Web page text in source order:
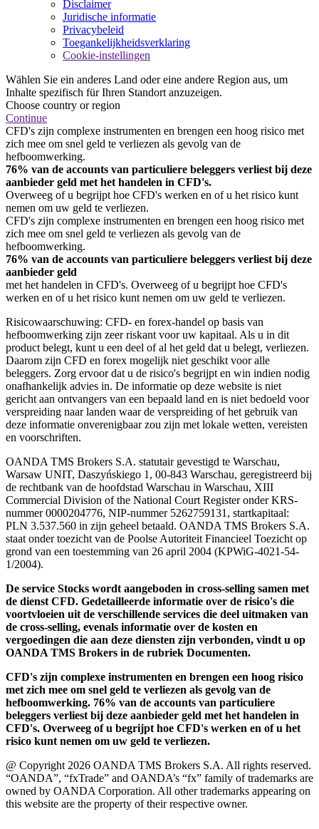
Disclaimer
Juridische informatie
Privacybeleid
Toegankelijkheidsverklaring
Cookie-instellingen
Wählen Sie ein anderes Land oder eine andere Region aus, um
Inhalte spezifisch für Ihren Standort anzuzeigen.
Choose country or region
Continue
CFD's zijn complexe instrumenten en brengen een hoog risico met
zich mee om snel geld te verliezen als gevolg van de
hefboomwerking.
76% van de accounts van particuliere beleggers verliest bij deze
aanbieder geld met het handelen in CFD's.
Overweeg of u begrijpt hoe CFD's werken en of u het risico kunt
nemen om uw geld te verliezen.
CFD's zijn complexe instrumenten en brengen een hoog risico met
zich mee om snel geld te verliezen als gevolg van de
hefboomwerking.
76% van de accounts van particuliere beleggers verliest bij deze
aanbieder geld
met het handelen in CFD's. Overweeg of u begrijpt hoe CFD's
werken en of u het risico kunt nemen om uw geld te verliezen.
Risicowaarschuwing: CFD- en forex-handel op basis van
hefboomwerking zijn zeer riskant voor uw kapitaal. Als u in dit
product belegt, kunt u een deel of al het geld dat u belegt, verliezen.
Daarom zijn CFD en forex mogelijk niet geschikt voor alle
beleggers. Zorg ervoor dat u de risico's begrijpt en win indien nodig
onafhankelijk advies in. De informatie op deze website is niet
gericht aan ontvangers van een bepaald land en is niet bedoeld voor
verspreiding naar landen waar de verspreiding of het gebruik van
deze informatie onverenigbaar zou zijn met lokale wetten, vereisten
en voorschriften.
OANDA TMS Brokers S.A. statutair gevestigd te Warschau,
Warsaw UNIT, Daszyńskiego 1, 00-843 Warschau, geregistreerd bij
de rechtbank van de hoofdstad Warschau in Warschau, XIII
Commercial Division of the National Court Register onder KRS-
nummer 0000204776, NIP-nummer 5262759131, startkapitaal:
PLN 3.537.560 in zijn geheel betaald. OANDA TMS Brokers S.A.
staat onder toezicht van de Poolse Autoriteit Financieel Toezicht op
grond van een toestemming van 26 april 2004 (KPWiG-4021-54-
1/2004).
De service Stocks wordt aangeboden in cross-selling samen met
de dienst CFD. Gedetailleerde informatie over de risico's die
voortvloeien uit de verschillende services die deel uitmaken van
de cross-selling, evenals informatie over de kosten en
vergoedingen die aan deze diensten zijn verbonden, vindt u op
OANDA TMS Brokers in de rubriek Documenten.
CFD's zijn complexe instrumenten en brengen een hoog risico
met zich mee om snel geld te verliezen als gevolg van de
hefboomwerking. 76% van de accounts van particuliere
beleggers verliest bij deze aanbieder geld met het handelen in
CFD's. Overweeg of u begrijpt hoe CFD's werken en of u het
risico kunt nemen om uw geld te verliezen.
@ Copyright 2026 OANDA TMS Brokers S.A. All rights reserved.
“OANDA”, “fxTrade” and OANDA’s “fx” family of trademarks are
owned by OANDA Corporation. All other trademarks appearing on
this website are the property of their respective owner.